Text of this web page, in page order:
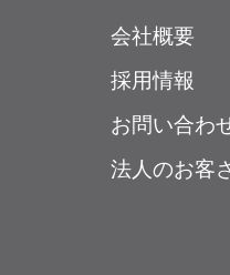
会社概要
採用情報
お問い合わ
法人のお客